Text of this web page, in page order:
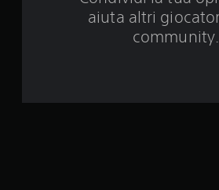
aiuta altri
community.